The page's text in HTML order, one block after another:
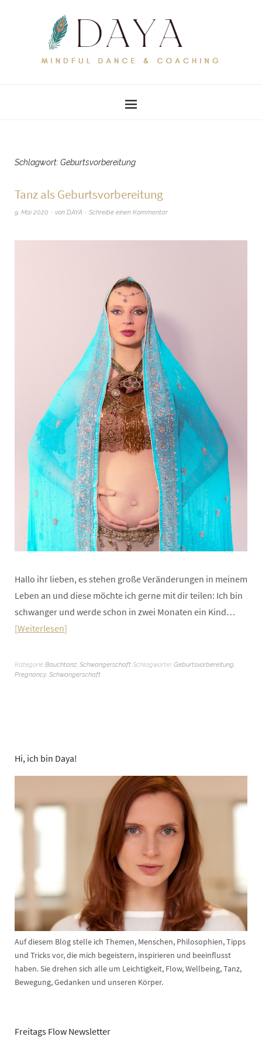
Schlagwort:Geburtsvorbereitung
Tanz als Geburtsvorbereitung
9. Mai 2020 von DAYA Schreibe einen Kommentar
Hallo ihr lieben, es stehen große Veränderungen in meinem
Leben an und diese möchte ich gerne mit dir teilen: Ich bin
schwanger und werde schon in zwei Monaten ein Kind…
Weiterlesen
Kategorie Bauchtanz, Schwangerschaft Schlagwörter Geburtsvorbereitung,
Pregnancy, Schwangerschaft
Hi, ich bin Daya!
Auf diesem Blog stelle ich Themen, Menschen, Philosophien, Tipps
und Tricks vor, die mich begeistern, inspirieren und beeinflusst
haben. Sie drehen sich alle um Leichtigkeit, Flow, Wellbeing, Tanz,
Bewegung, Gedanken und unseren Körper.
Freitags Flow Newsletter